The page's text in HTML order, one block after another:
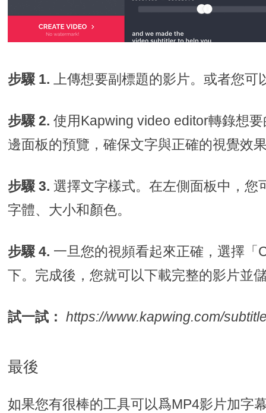
步驟 1. 上傳想要副標題的影片。或者您
步驟 2.使用Kapwing video editor轉錄想
邊面板的預覽，確保文字與正確的視覺效
步驟 3.選擇文字樣式。在左側面板中，您
字體、大小和顏色。
步驟 4. 一旦您的視頻看起來正確，選擇「
下。完成後，您就可以下載完整的影片並
試一試： https://www.kapwing.com/
最後
如果您有很棒的工具可以爲MP4影片加字